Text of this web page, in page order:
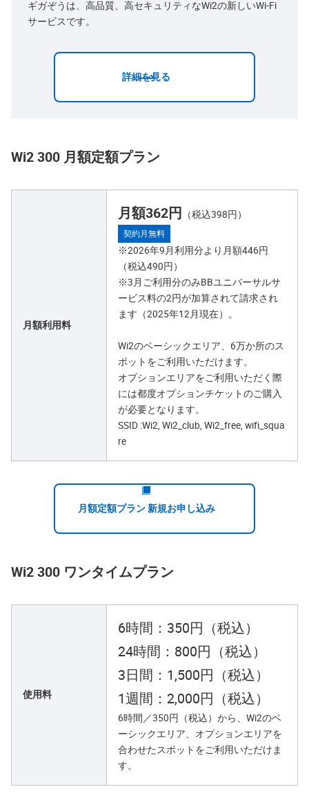
ギガぞうは、高品質、高セキュリティなWi2の新しいWi-Fi
サービスです。
詳細を見る
Wi2 300 月額定額プラン
月額利用料
月額362円 （税込398円）
契約月無料
※2026年9月利用分より月額446円
（税込490円）
※3月ご利用分のみBBユニバーサルサ
ービス料の2円が加算されて請求され
ます（2025年12月現在）。
Wi2のベーシックエリア、6万か所のス
ポットをご利用いただけます。
オプションエリアをご利用いただく際
には都度オプションチケットのご購入
が必要となります。
SSID :Wi2, Wi2_club, Wi2_free, wifi_squa
re
月額定額プラン 新規お申し込み
Wi2 300 ワンタイムプラン
使用料
6時間：350円（税込）
24時間：800円（税込）
3日間：1,500円（税込）
1週間：2,000円（税込）
6時間／350円（税込）から、Wi2のベ
ーシックエリア、オプションエリアを
合わせたスポットをご利用いただけま
す。